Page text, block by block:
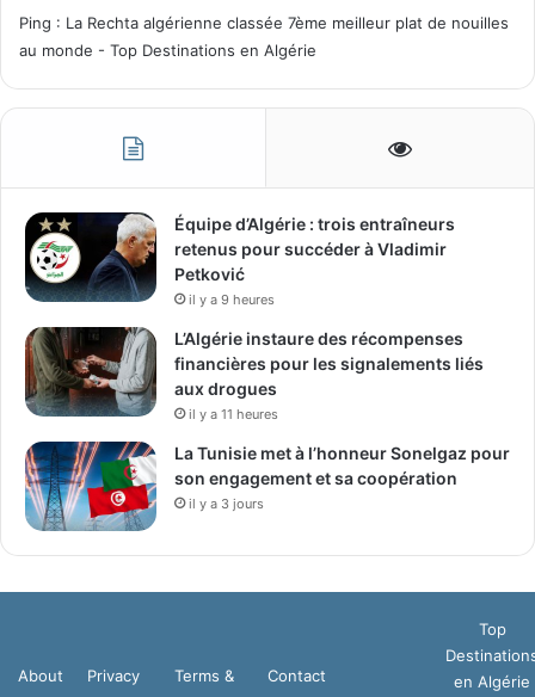
Ping : La Rechta algérienne classée 7ème meilleur plat de nouilles
au monde - Top Destinations en Algérie
Équipe d’Algérie : trois entraîneurs
retenus pour succéder à Vladimir
Petković
il y a 9 heures
L’Algérie instaure des récompenses
financières pour les signalements liés
aux drogues
il y a 11 heures
La Tunisie met à l’honneur Sonelgaz pour
son engagement et sa coopération
il y a 3 jours
About Privacy Terms & Contact
Top
en Algérie